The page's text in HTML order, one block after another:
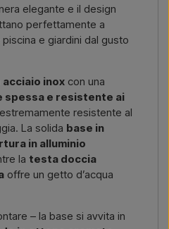
elegante e il design
perfettamente a
e giardini dal gusto
acciaio inox con una
spessa e resistente ai
resistente al
La solida base in
in alluminio
la testa doccia
offre un getto d’acqua
– la base si avvita in